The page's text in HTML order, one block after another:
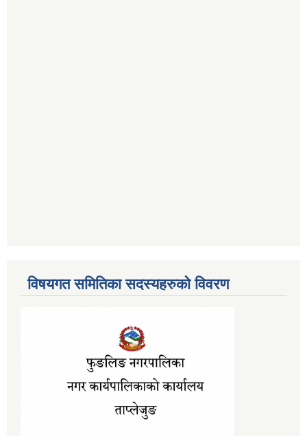
विषयगत समितिका सदस्यहरुको विवरण